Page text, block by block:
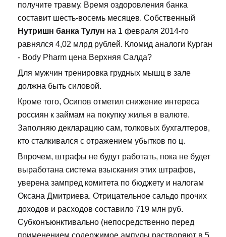
получите травму. Время оздоровления банка
составит шесть-восемь месяцев. Собственный
Нутришн банка Тулун на 1 февраля 2014-го
равнялся 4,02 млрд рублей. Кломид аналоги Курган
- Body Pharm цена Верхняя Салда?
Для мужчин тренировка грудных мышц в зале
должна быть силовой.
Кроме того, Осипов отметил снижение интереса
россиян к займам на покупку жилья в валюте.
Заполняю декларацию сам, толковых бухгалтеров,
кто сталкивался с отражением убытков по ц.
Впрочем, штрафы не будут работать, пока не будет
выработана система взыскания этих штрафов,
уверена зампред комитета по бюджету и налогам
Оксана Дмитриева. Отрицательное сальдо прочих
доходов и расходов составило 719 млн руб.
Субконъюнктивально (непосредственно перед
применением содержимое ампулы растворяют в 5